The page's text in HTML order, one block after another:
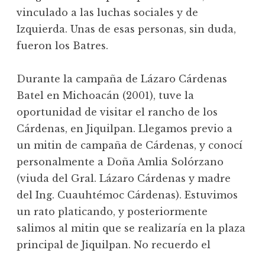
vinculado a las luchas sociales y de
Izquierda. Unas de esas personas, sin duda,
fueron los Batres.
Durante la campaña de Lázaro Cárdenas
Batel en Michoacán (2001), tuve la
oportunidad de visitar el rancho de los
Cárdenas, en Jiquilpan. Llegamos previo a
un mitin de campaña de Cárdenas, y conocí
personalmente a Doña Amlia Solórzano
(viuda del Gral. Lázaro Cárdenas y madre
del Ing. Cuauhtémoc Cárdenas). Estuvimos
un rato platicando, y posteriormente
salimos al mitin que se realizaría en la plaza
principal de Jiquilpan. No recuerdo el